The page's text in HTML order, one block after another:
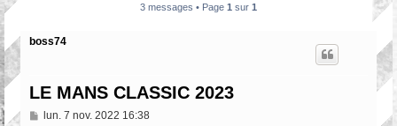
3 messages • Page 1 sur 1
boss74
LE MANS CLASSIC 2023
Mlun. 7 nov. 2022 16:38